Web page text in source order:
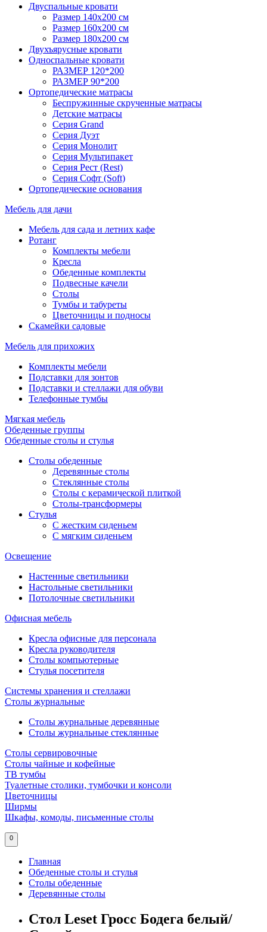
Двуспальные кровати
Размер 140х200 см
Размер 160х200 см
Размер 180х200 см
Двухъярусные кровати
Односпальные кровати
РАЗМЕР 120*200
РАЗМЕР 90*200
Ортопедические матрасы
Беспружинные скрученные матрасы
Детские матрасы
Серия Grand
Серия Дуэт
Серия Монолит
Серия Мультипакет
Серия Рест (Rest)
Серия Софт (Soft)
Ортопедические основания
Мебель для дачи
Мебель для сада и летних кафе
Ротанг
Комплекты мебели
Кресла
Обеденные комплекты
Подвесные качели
Столы
Тумбы и табуреты
Цветочницы и подносы
Скамейки садовые
Мебель для прихожих
Комплекты мебели
Подставки для зонтов
Подставки и стеллажи для обуви
Телефонные тумбы
Мягкая мебель
Обеденные группы
Обеденные столы и стулья
Столы обеденные
Деревянные столы
Стеклянные столы
Столы с керамической плиткой
Столы-трансформеры
Стулья
С жестким сиденьем
С мягким сиденьем
Освещение
Настенные светильники
Настольные светильники
Потолочные светильники
Офисная мебель
Кресла офисные для персонала
Кресла руководителя
Столы компьютерные
Стулья посетителя
Системы хранения и стеллажи
Столы журнальные
Столы журнальные деревянные
Столы журнальные стеклянные
Столы сервировочные
Столы чайные и кофейные
ТВ тумбы
Туалетные столики, тумбочки и консоли
Цветочницы
Ширмы
Шкафы, комоды, письменные столы
0
Главная
Обеденные столы и стулья
Столы обеденные
Деревянные столы
Стол Leset Гросс Бодега белый/